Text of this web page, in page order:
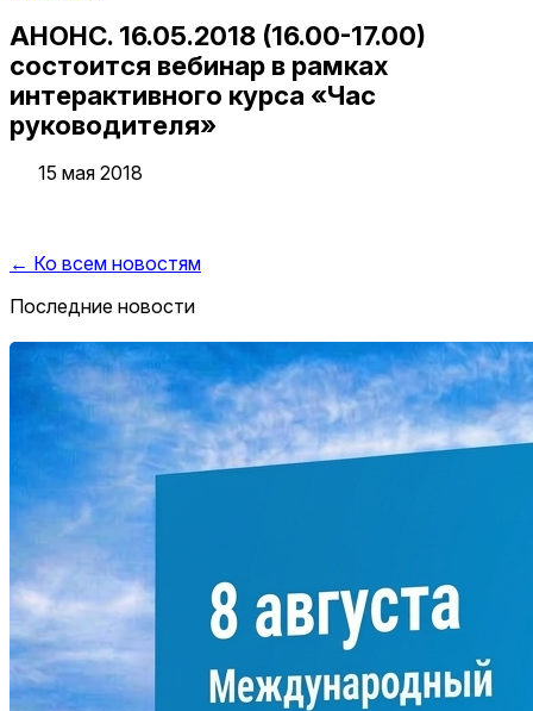
АНОНС. 16.05.2018 (16.00-17.00)
состоится вебинар в рамках
интерактивного курса «Час
руководителя»
15 мая 2018
← Ко всем новостям
Последние новости